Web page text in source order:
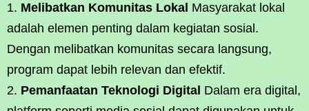
Melibatkan Komunitas Lokal Masyarakat lokal
adalah elemen penting dalam kegiatan sosial.
Dengan melibatkan komunitas secara langsung,
program dapat lebih relevan dan efektif.
Pemanfaatan Teknologi Digital Dalam era digital,